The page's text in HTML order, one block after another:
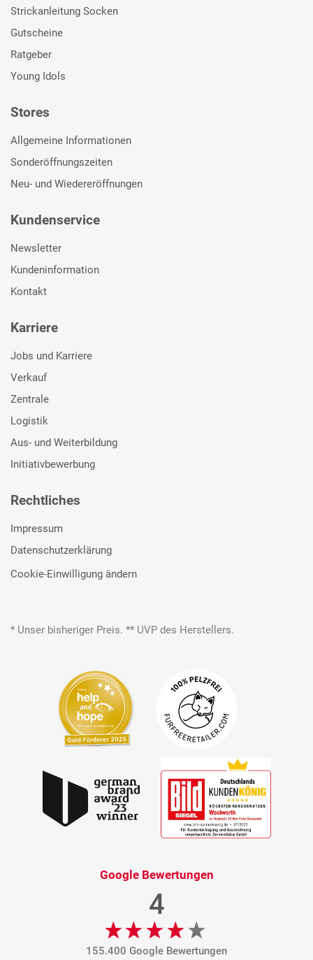
Strickanleitung Socken
Gutscheine
Ratgeber
Young Idols
Stores
Allgemeine Informationen
Sonderöffnungszeiten
Neu- und Wiedereröffnungen
Kundenservice
Newsletter
Kundeninformation
Kontakt
Karriere
Jobs und Karriere
Verkauf
Zentrale
Logistik
Aus- und Weiterbildung
Initiativbewerbung
Rechtliches
Impressum
Datenschutzerklärung
Cookie-Einwilligung ändern
* Unser bisheriger Preis. ** UVP des Herstellers.
Google Bewertungen
4
155.400 Google Bewertungen